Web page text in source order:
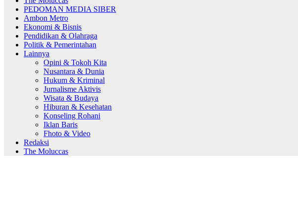
PEDOMAN MEDIA SIBER
Ambon Metro
Ekonomi & Bisnis
Pendidikan & Olahraga
Politik & Pemerintahan
Lainnya
Opini & Tokoh Kita
Nusantara & Dunia
Hukum & Kriminal
Jurnalisme Aktivis
Wisata & Budaya
Hiburan & Kesehatan
Konseling Rohani
Iklan Baris
Fhoto & Video
Redaksi
The Moluccas